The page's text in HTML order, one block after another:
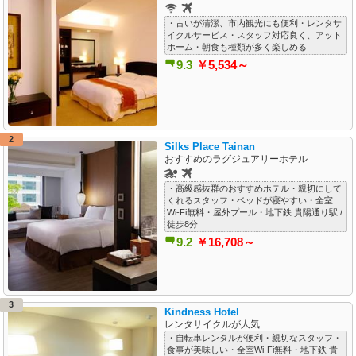
・古いが清潔、市内観光にも便利・レンタサ
イクルサービス・スタッフ対応良く、アット
ホーム・朝食も種類が多く楽しめる
9.3 ￥5,534～
2
Silks Place Tainan
おすすめのラグジュアリーホテル
・高級感抜群のおすすめホテル・親切にして
くれるスタッフ・ベッドが寝やすい・全室
Wi-Fi無料・屋外プール・地下鉄 貴陽通り駅 /
徒歩8分
9.2 ￥16,708～
3
Kindness Hotel
レンタサイクルが人気
・自転車レンタルが便利・親切なスタッフ・
食事が美味しい・全室Wi-Fi無料・地下鉄 貴